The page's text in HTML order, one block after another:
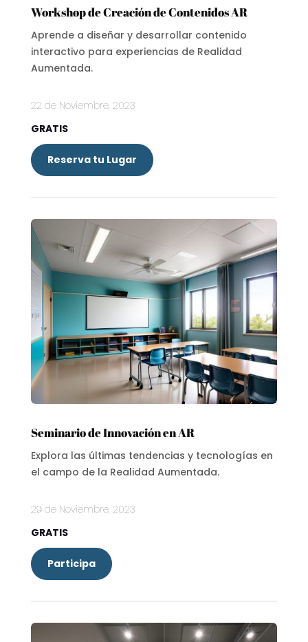
Workshop de Creación de Contenidos AR
Aprende a diseñar y desarrollar contenido
interactivo para experiencias de Realidad
Aumentada.
22 de Noviembre, 2023
GRATIS
Reserva tu Lugar
Seminario de Innovación en AR
Explora las últimas tendencias y tecnologías en
el campo de la Realidad Aumentada.
29 de Noviembre, 2023
GRATIS
Participa